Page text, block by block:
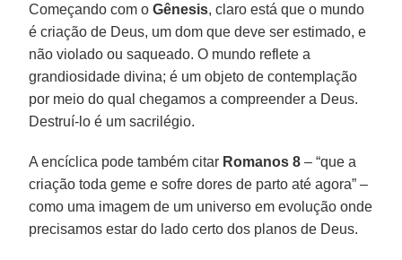
Começando com oGênesis, claro está que o mundo
é criação de Deus, um dom que deve ser estimado, e
não violado ou saqueado. O mundo reflete a
grandiosidade divina; é um objeto de contemplação
por meio do qual chegamos a compreender a Deus.
Destruí-lo é um sacrilégio.
A encíclica pode também citar Romanos 8 – “que a
criação toda geme e sofre dores de parto até agora” –
como uma imagem de um universo em evolução onde
precisamos estar do lado certo dos planos de Deus.